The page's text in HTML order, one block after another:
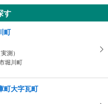
す
町
実測）
堀川町
町大字瓦町